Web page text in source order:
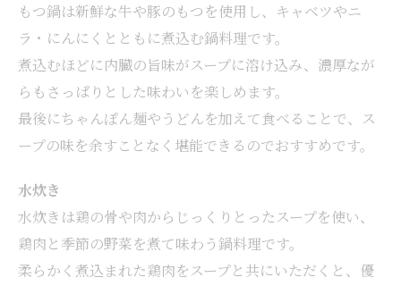
もつ鍋は新鮮な牛や豚のもつを使用し、キャベツやニ
ラ・にんにくとともに煮込む鍋料理です。
煮込むほどに内臓の旨味がスープに溶け込み、濃厚なが
らもさっぱりとした味わいを楽しめます。
最後にちゃんぽん麺やうどんを加えて食べることで、ス
ープの味を余すことなく堪能できるのでおすすめです。
水炊き
水炊きは鶏の骨や肉からじっくりとったスープを使い、
鶏肉と季節の野菜を煮て味わう鍋料理です。
柔らかく煮込まれた鶏肉をスープと共にいただくと、優